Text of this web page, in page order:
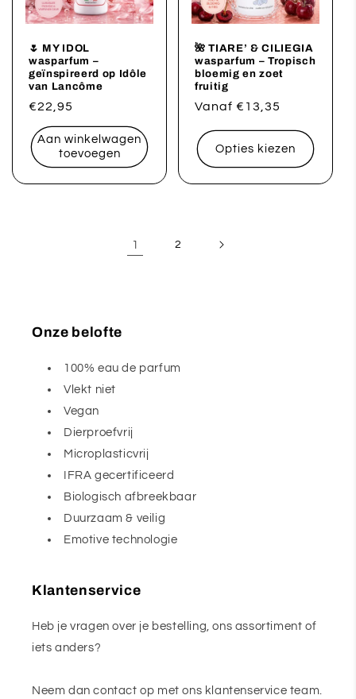
🌷 MY IDOL
wasparfum –
geïnspireerd op Idôle
van Lancôme
Normale
prijs
€22,95
Aan winkelwagen
toevoegen
🌺 TIARE’ & CILIEGIA
wasparfum – Tropisch
bloemig en zoet
fruitig
Normale
Vanaf €13,35
Opties kiezen
1 2
Onze belofte
100% eau de parfum
Vlekt niet
Vegan
Dierproefvrij
Microplasticvrij
IFRA gecertificeerd
Biologisch afbreekbaar
Duurzaam & veilig
Emotive technologie
Klantenservice
Heb je vragen over je bestelling, ons assortiment of
iets anders?
Neem dan contact op met ons klantenservice team.